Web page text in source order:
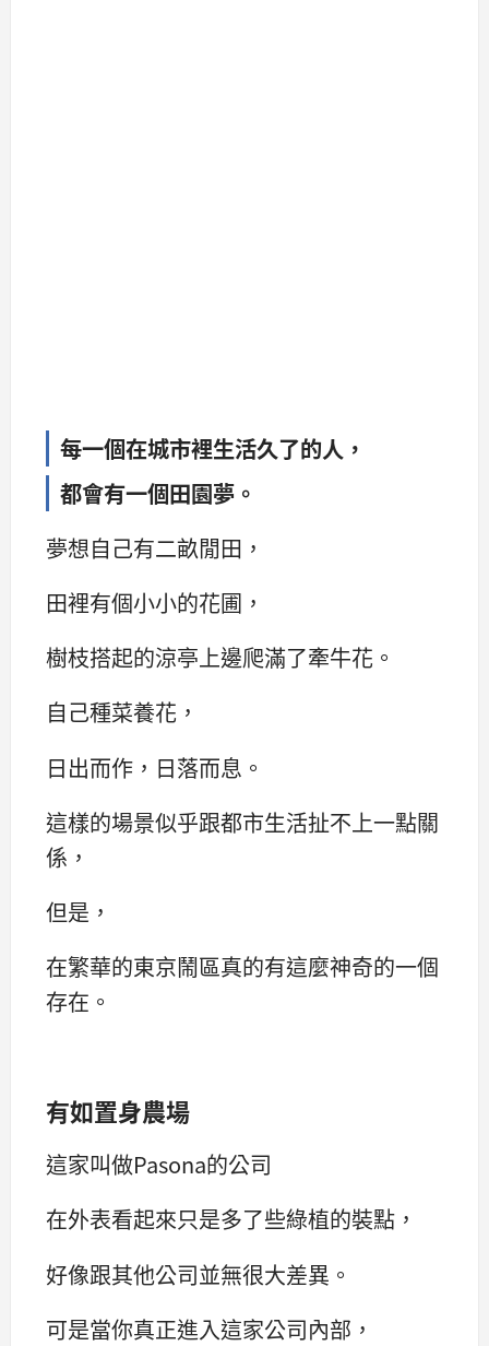
每一個在城市裡生活久了的人，
都會有一個田園夢。
夢想自己有二畝閒田，
田裡有個小小的花圃，
樹枝搭起的涼亭上邊爬滿了牽牛花。
自己種菜養花，
日出而作，日落而息。
這樣的場景似乎跟都市生活扯不上一點關
係，
但是，
在繁華的東京鬧區真的有這麼神奇的一個
存在。
有如置身農場
這家叫做Pasona的公司
在外表看起來只是多了些綠植的裝點，
好像跟其他公司並無很大差異。
可是當你真正進入這家公司內部，